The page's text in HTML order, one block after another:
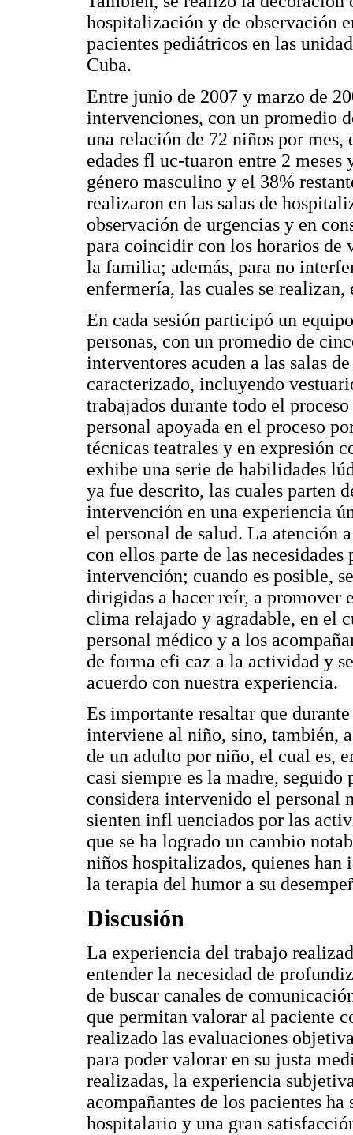
hospitalización y de observación
pacientes pediátricos en las
Cuba.
Entre junio de 2007 y marzo de
intervenciones, con un promedio
una relación de 72 niños por
edades fl uc-tuaron entre 2
género masculino y el 38%
realizaron en las salas de
observación de urgencias y en
para coincidir con los horarios de
la familia; además, para no
enfermería, las cuales se
En cada sesión participó un
personas, con un promedio de
interventores acuden a las salas
caracterizado, incluyendo
trabajados durante todo el
personal apoyada en el proceso
técnicas teatrales y en expresión
exhibe una serie de habilidades
ya fue descrito, las cuales parten
intervención en una experiencia
el personal de salud. La atención
con ellos parte de las
intervención; cuando es posible,
dirigidas a hacer reír, a promover
clima relajado y agradable, en el
personal médico y a los
de forma efi caz a la actividad y
acuerdo con nuestra experiencia.
Es importante resaltar que
interviene al niño, sino, también,
de un adulto por niño, el cual es,
casi siempre es la madre, seguido
considera intervenido el personal
sienten infl uenciados por las
que se ha logrado un cambio
niños hospitalizados, quienes
la terapia del humor a su
Discusión
La experiencia del trabajo
entender la necesidad de
de buscar canales de
que permitan valorar al paciente
realizado las evaluaciones
para poder valorar en su justa
realizadas, la experiencia
acompañantes de los pacientes
hospitalario y una gran